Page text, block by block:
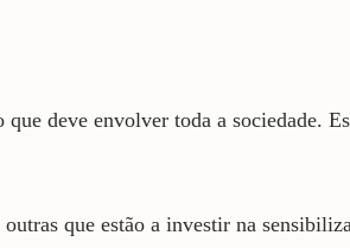
deve envolver toda a sociedade.
que estão a investir na